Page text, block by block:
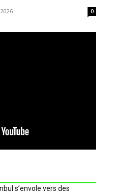
0
s’envole vers des